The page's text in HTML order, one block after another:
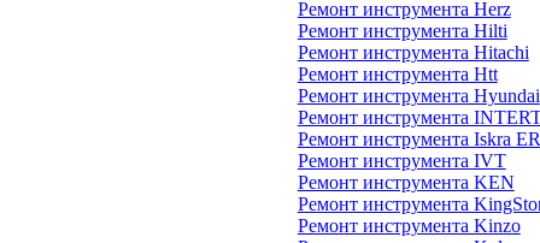
Ремонт инструмента Herz
Ремонт инструмента Hilti
Ремонт инструмента Hitachi
Ремонт инструмента Htt
Ремонт инструмента Hyundai
Ремонт инструмента
Ремонт инструмента Iskra
Ремонт инструмента IVT
Ремонт инструмента KEN
Ремонт инструмента
Ремонт инструмента Kinzo